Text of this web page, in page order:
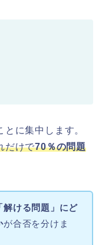
に集中します。
だけで70％の問題
解ける問題」にど
が合否を分けま